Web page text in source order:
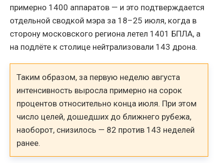
примерно 1400 аппаратов — и это подтверждается
отдельной сводкой мэра за 18–25 июля, когда в
сторону московского региона летел 1401 БПЛА, а
на подлёте к столице нейтрализовали 143 дрона.
Таким образом, за первую неделю августа
интенсивность выросла примерно на сорок
процентов относительно конца июля. При этом
число целей, дошедших до ближнего рубежа,
наоборот, снизилось — 82 против 143 неделей
ранее.